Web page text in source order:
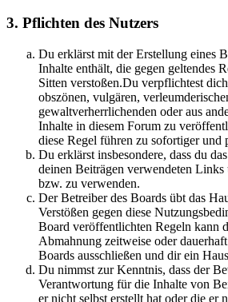
3. Pflichten des Nutzers
Du erklärst mit der Erstellung eines
Inhalte enthält, die gegen geltendes
Sitten verstoßen.Du verpflichtest
obszönen, vulgären,
gewaltverherrlichenden oder aus
Inhalte in diesem Forum zu
diese Regel führen zu sofortiger und
Du erklärst insbesondere, dass du
deinen Beiträgen verwendeten Links
bzw. zu verwenden.
Der Betreiber des Boards übt das
Verstößen gegen diese
Board veröffentlichten Regeln kann
Abmahnung zeitweise oder
Boards ausschließen und dir ein
Du nimmst zur Kenntnis, dass der
Verantwortung für die Inhalte von
er nicht selbst erstellt hat oder die er